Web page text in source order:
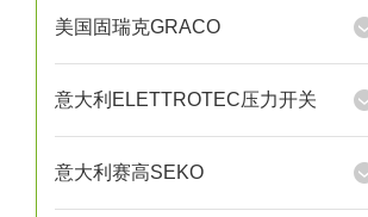
美国固瑞克GRACO
意大利ELETTROTEC压力开关
意大利赛高SEKO